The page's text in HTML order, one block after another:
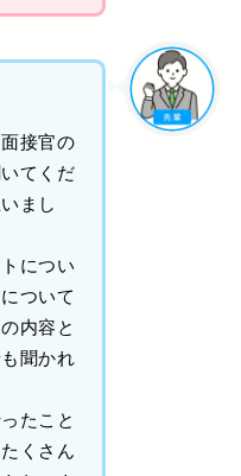
接官の
てくだ
まし
につい
ついて
内容と
聞かれ
たこと
くさん